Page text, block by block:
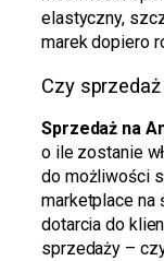
elastyczny,
marek dopiero
Czy
Sprzedaż na
o ile zostanie
do możliwości
marketplace na
dotarcia do
sprzedaży –